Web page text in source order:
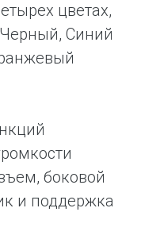
цветах,
Синий
боковой
и поддержка